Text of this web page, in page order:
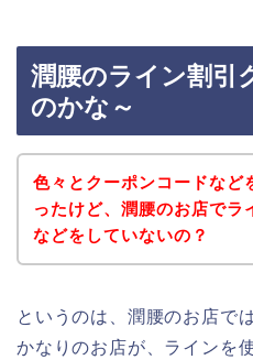
潤腰のライン割引
のかな～
色々とクーポンコードなど
ったけど、潤腰のお店でラ
などをしていないの？
というのは、潤腰のお店で
かなりのお店が、ラインを